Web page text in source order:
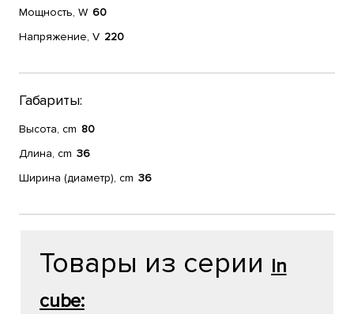
Мощность, W 60
Напряжение, V 220
Габариты:
Высота, cm 80
Длина, cm 36
Ширина (диаметр), cm 36
Товары из серии In
cube: